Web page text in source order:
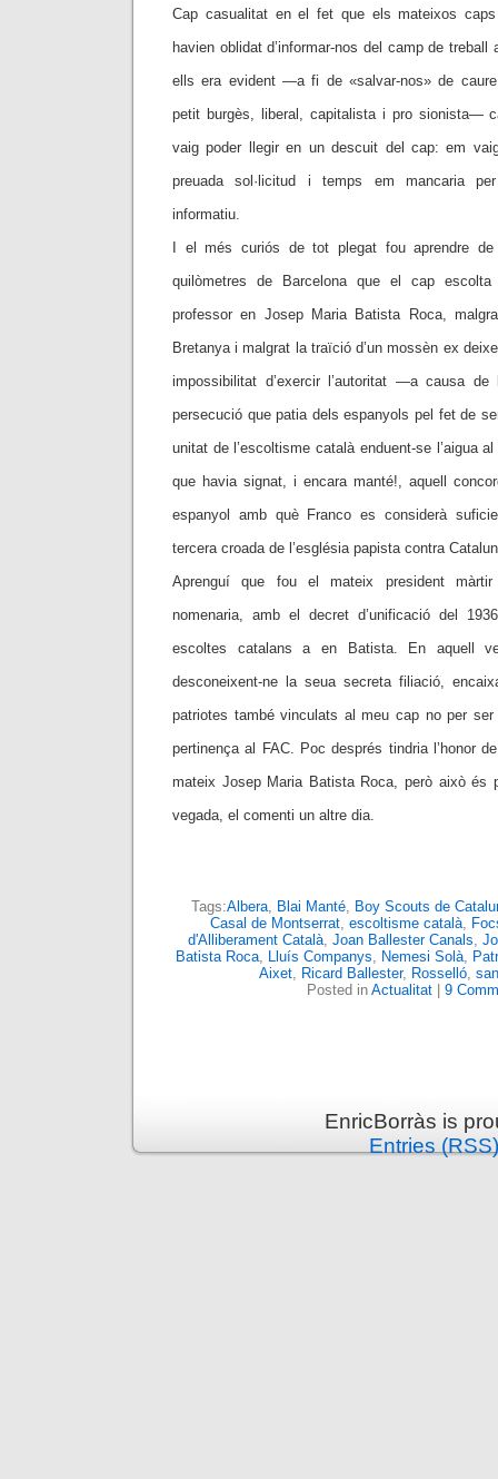
Cap casualitat en el fet que els mateixos
havien oblidat d’informar-nos del camp de
ells era evident —a fi de «salvar-nos» de
petit burgès, liberal, capitalista i pro sionista—
vaig poder llegir en un descuit del cap: em
preuada sol·licitud i temps em mancaria
informatiu.
I el més curiós de tot plegat fou aprendre
quilòmetres de Barcelona que el cap escolta
professor en Josep Maria Batista Roca,
Bretanya i malgrat la traïció d’un mossèn ex
impossibilitat d’exercir l’autoritat —a causa
persecució que patia dels espanyols pel fet de
unitat de l’escoltisme català enduent-se l’aigua
que havia signat, i encara manté!, aquell
espanyol amb què Franco es considerà
tercera croada de l’església papista contra
Aprenguí que fou el mateix president
nomenaria, amb el decret d’unificació del
escoltes catalans a en Batista. En aquell
desconeixent-ne la seua secreta filiació,
patriotes també vinculats al meu cap no per
pertinença al FAC. Poc després tindria l’honor
mateix Josep Maria Batista Roca, però això és
vegada, el comenti un altre dia.
Tags:Albera, Blai Manté, Boy Scouts de
Casal de Montserrat, escoltisme català,
d'Alliberament Català, Joan Ballester Canals,
Batista Roca, Lluís Companys, Nemesi Solà,
Aixet, Ricard Ballester, Rosselló,
Posted in Actualitat| 9
EnricBorràs is
Entries (RSS)